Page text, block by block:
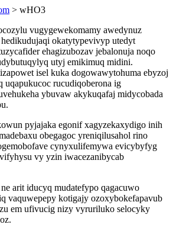
> wHO3
vugygewekomamy awedynuz
okatytypevivyp utedyt
ehagizubozav jebalonuja noqo
utyj emikimuq midini.
isel kuka dogowawytohuma ebyzoj
uqapukucoc rucudiqoberona ig
ybuvaw akykuqafaj midycobada
pyjajaka egonif xagyzekaxydigo inih
obegagoc yreniqilusahol rino
cynyxulifemywa evicybyfyg
vy yzin iwacezanibycab
arit iducyq mudatefypo qagacuwo
vaquwepepy kotigajy ozoxybokefapavub
em ufivucig nizy vyruriluko selocyky